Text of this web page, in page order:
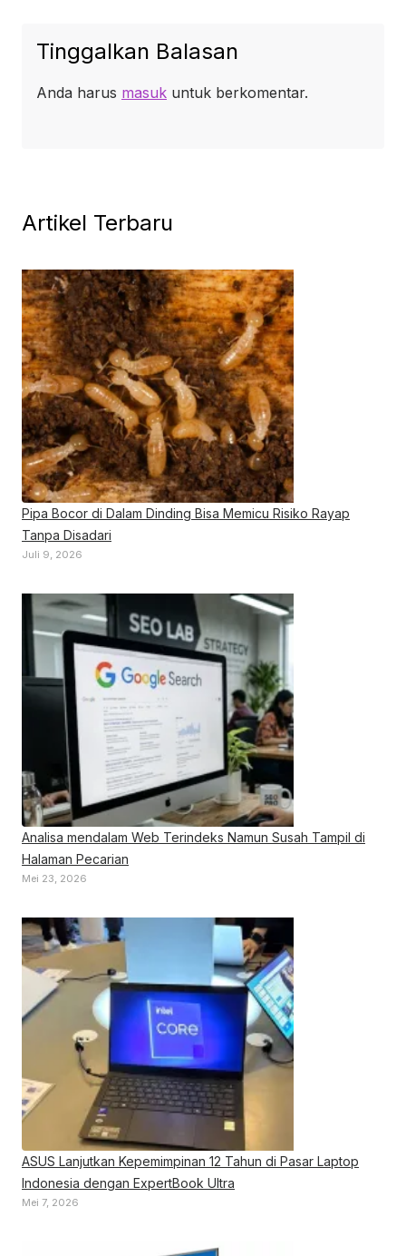
Tinggalkan Balasan
Anda harus masuk untuk berkomentar.
Artikel Terbaru
Pipa Bocor di Dalam Dinding Bisa Memicu Risiko Rayap
Tanpa Disadari
Juli 9, 2026
Analisa mendalam Web Terindeks Namun Susah Tampil di
Halaman Pecarian
Mei 23, 2026
ASUS Lanjutkan Kepemimpinan 12 Tahun di Pasar Laptop
Indonesia dengan ExpertBook Ultra
Mei 7, 2026